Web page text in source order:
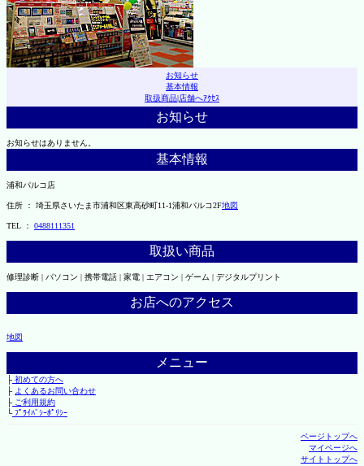
お知らせ
基本情報
取扱商品|店舗へｱｸｾｽ
お知らせ
お知らせはありません。
基本情報
浦和パルコ店
住所 ： 埼玉県さいたま市浦和区東高砂町11-1浦和パルコ2F地図
TEL ： 0488111351
取扱い商品
修理診断 | パソコン | 携帯電話 | 家電 | エアコン | ゲーム | デジタルプリント
お店へのアクセス
地図
メニュー
├初めての方へ
├ よくあるお問い合わせ
├ご利用規約
└ﾌﾟﾗｲﾊﾞｼｰﾎﾟﾘｼｰ
ページトップへ
マイページへ
サイトトップへ